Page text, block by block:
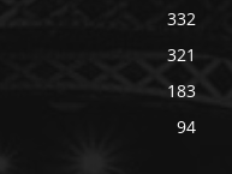
332
321
183
94